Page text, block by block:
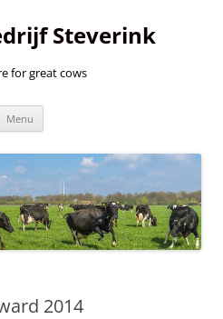
Steverink
for great cows
Menu
2014